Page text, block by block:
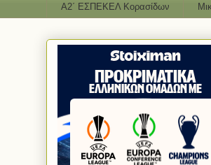
Α2΄ ΕΣΠΕΚΕΛ Κορασίδων